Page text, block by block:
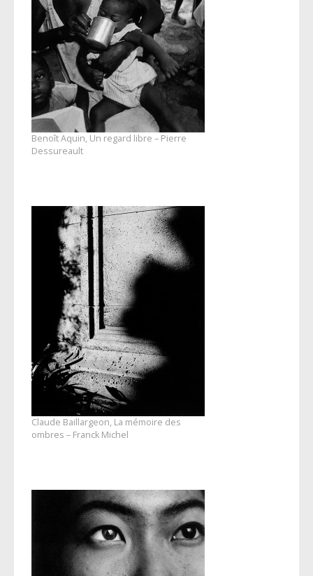
Benoît Aquin, Un regard libre – Pierre
Dessureault
Claude Baillargeon, La mémoire des
ombres – Franck Michel